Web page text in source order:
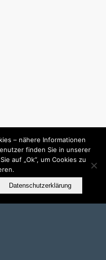
– nähere Informationen
finden Sie in unserer
auf „Ok“, um Cookies zu
Datenschutzerklärung